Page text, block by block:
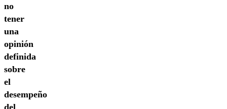
no
tener
una
opinión
definida
sobre
el
desempeño
del